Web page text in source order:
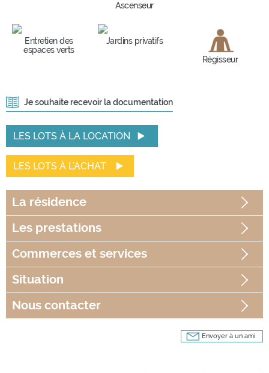
Ascenseur
Entretien des
espaces verts
Jardins privatifs
Régisseur
Je souhaite recevoir la documentation
LES LOTS À LA LOCATION
LES LOTS À L'ACHAT
La résidence
Les prestations
Commerces et services
Situation
Nous contacter
Envoyer à un ami